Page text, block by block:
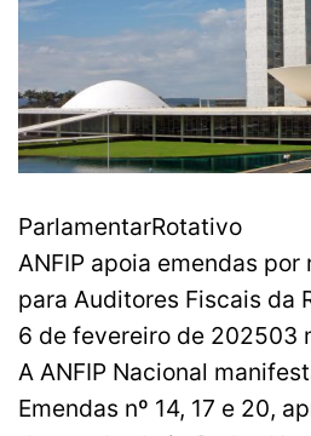
ParlamentarRotativo
ANFIP apoia emendas
para Auditores Fiscais da
6 de fevereiro de 202503
A ANFIP Nacional
Emendas nº 14, 17 e 20,